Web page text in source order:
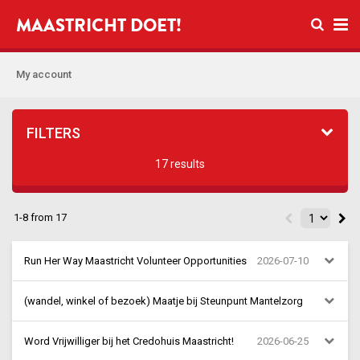
Open
MAASTRICHT DOET!
My account
FILTERS
17 results
1-8 from 17
Run Her Way Maastricht Volunteer Opportunities 2026-07-10
11:44:43
Stichting Run Her Way
Maastricht-Centre (+5)
(wandel, winkel of bezoek) Maatje bij Steunpunt Mantelzorg
Zuid 2026-06-29
Steunpunt Mantelzorg Zuid
Word Vrijwilliger bij het Credohuis Maastricht! 2026-06-25